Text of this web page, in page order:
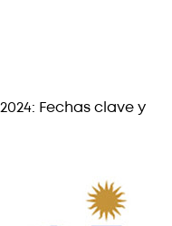
Fechas clave y